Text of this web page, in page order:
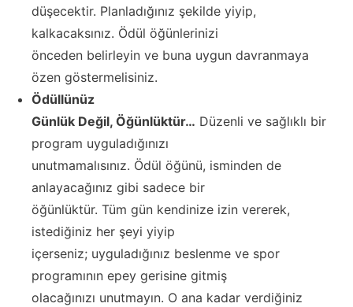
düşecektir. Planladığınız şekilde yiyip,
kalkacaksınız. Ödül öğünlerinizi
önceden belirleyin ve buna uygun davranmaya
özen göstermelisiniz.
Ödüllünüz
Günlük Değil, Öğünlüktür… Düzenli ve sağlıklı bir
program uyguladığınızı
unutmamalısınız. Ödül öğünü, isminden de
anlayacağınız gibi sadece bir
öğünlüktür. Tüm gün kendinize izin vererek,
istediğiniz her şeyi yiyip
içerseniz; uyguladığınız beslenme ve spor
programının epey gerisine gitmiş
olacağınızı unutmayın. O ana kadar verdiğiniz